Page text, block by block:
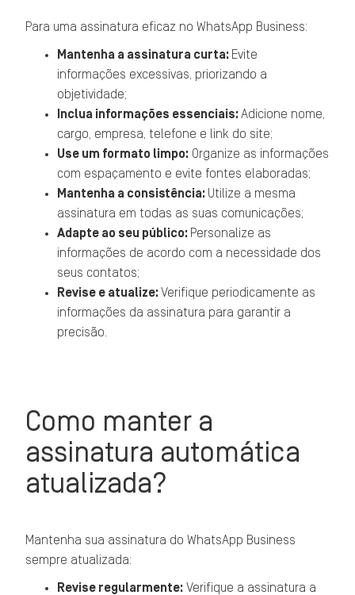
Para uma assinatura eficaz no WhatsApp Business:
Mantenha a assinatura curta: Evite
informações excessivas, priorizando a
objetividade;
Inclua informações essenciais:Adicione nome,
cargo, empresa, telefone e link do site;
Use um formato limpo: Organize as informações
com espaçamento e evite fontes elaboradas;
Mantenha a consistência: Utilize a mesma
assinatura em todas as suas comunicações;
Adapte ao seu público: Personalize as
informações de acordo com a necessidade dos
seus contatos;
Revise e atualize:Verifique periodicamente as
informações da assinatura para garantir a
precisão.
Como manter a
assinatura automática
atualizada?
Mantenha sua assinatura do WhatsApp Business
sempre atualizada:
Revise regularmente: Verifique a assinatura a